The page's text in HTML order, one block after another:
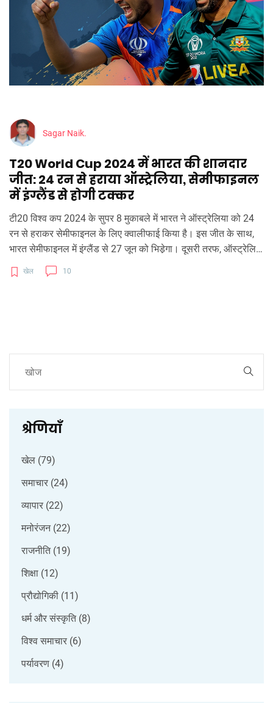
Sagar Naik.
T20 World Cup 2024 में भारत की शानदार
जीत: 24 रन से हराया ऑस्ट्रेलिया, सेमीफाइनल
में इंग्लैंड से होगी टक्कर
टी20 विश्व कप 2024 के सुपर 8 मुकाबले में भारत ने ऑस्ट्रेलिया को 24
रन से हराकर सेमीफाइनल के लिए क्वालीफाई किया है। इस जीत के साथ,
भारत सेमीफाइनल में इंग्लैंड से 27 जून को भिडे़गा। दूसरी तरफ, ऑस्ट्रेलिया
के लिए टूर्नामेंट में बने रहने के लिए बांग्लादेश को अफगानिस्तान के खिलाफ
जीत जरूरी है।
खेल 10
श्रेणियाँ
खेल (79)
समाचार (24)
व्यापार (22)
मनोरंजन (22)
राजनीति (19)
शिक्षा (12)
प्रौद्योगिकी (11)
धर्म और संस्कृति (8)
विश्व समाचार (6)
पर्यावरण (4)